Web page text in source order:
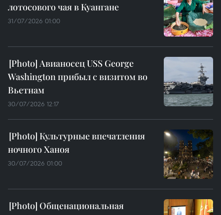
лотосового чая в Куангане
31/07/2026 01:00
Авианосец USS George
Washington прибыл с визитом во
Вьетнам
30/07/2026 12:17
Культурные впечатления
ночного Ханоя
30/07/2026 01:00
Общенациональная